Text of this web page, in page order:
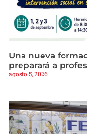
Una nueva
preparará a
agosto 5, 2026